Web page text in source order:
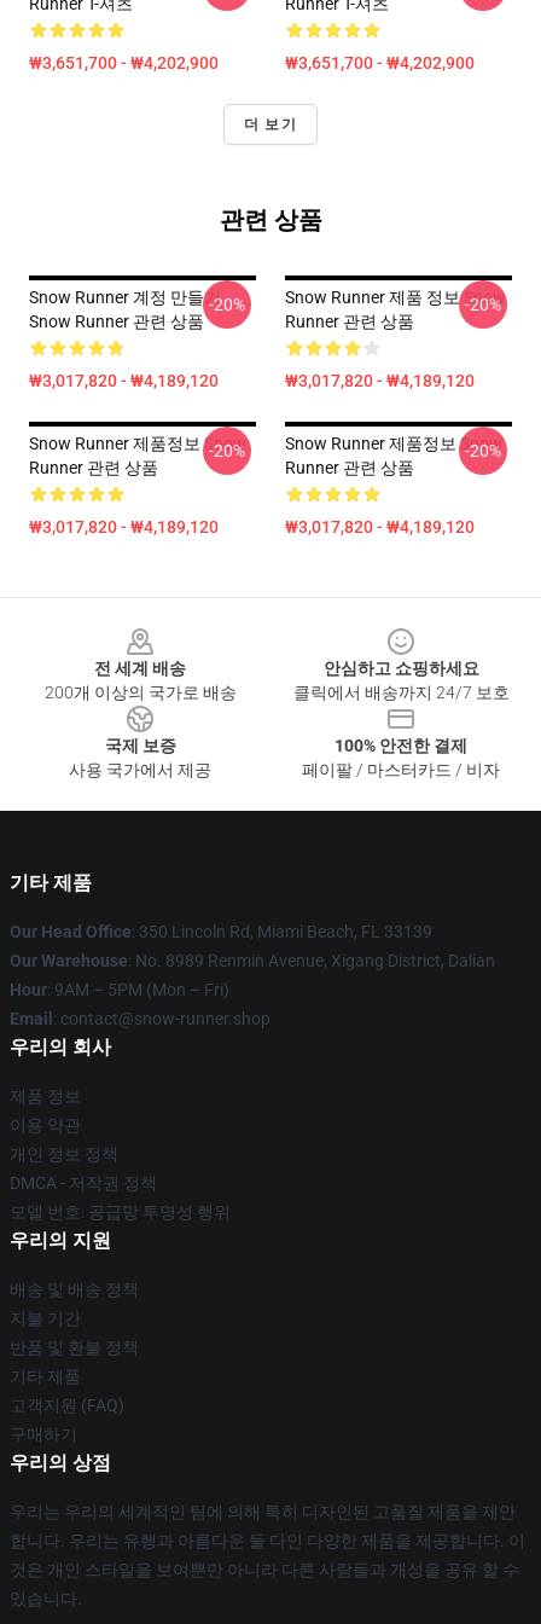
₩3,651,700 - ₩4,202,900 ₩3,651,700 - ₩4,202,900
더 보기
관련 상품
Snow Runner 계정 만들기
Snow Runner 관련 상품
₩3,017,820 - ₩4,189,120
-20%
Snow Runner 제품 정보 Snow
Runner 관련 상품
₩3,017,820 - ₩4,189,120
-20%
Snow Runner 제품정보 Snow
Runner 관련 상품
₩3,017,820 - ₩4,189,120
-20%
Snow Runner 제품정보 Snow
Runner 관련 상품
₩3,017,820 - ₩4,189,120
-20%
전 세계 배송
200개 이상의 국가로 배송
안심하고 쇼핑하세요
클릭에서 배송까지 24/7 보호
국제 보증
사용 국가에서 제공
100% 안전한 결제
페이팔 / 마스터카드 / 비자
기타 제품
Our Head Office: 350 Lincoln Rd, Miami Beach, FL 33139
Our Warehouse: No. 8989 Renmin Avenue, Xigang District, Dalian
Hour: 9AM – 5PM (Mon – Fri)
Email : contact@snow-runner.shop
우리의 회사
제품 정보
이용 약관
개인 정보 정책
DMCA - 저작권 정책
모델 번호: 공급망 투명성 행위
우리의 지원
배송 및 배송 정책
지불 기간
반품 및 환불 정책
기타 제품
고객지원 (FAQ)
구매하기
우리의 상점
우리는 우리의 세계적인 팀에 의해 특히 디자인된 고품질 제품을 제안
합니다. 우리는 유행과 아름다운 둘 다인 다양한 제품을 제공합니다. 이
것은 개인 스타일을 보여뿐만 아니라 다른 사람들과 개성을 공유 할 수
있습니다.